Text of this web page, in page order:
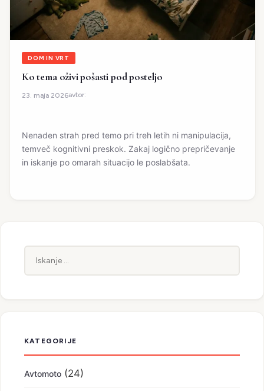
DOM IN VRT
Ko tema oživi pošasti pod posteljo
23. maja 2026avtor:
Nenaden strah pred temo pri treh letih ni manipulacija,
temveč kognitivni preskok. Zakaj logično prepričevanje
in iskanje po omarah situacijo le poslabšata.
KATEGORIJE
Avtomoto (24)